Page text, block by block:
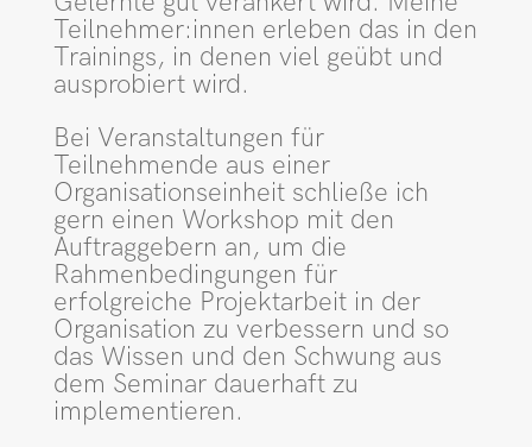
Teilnehmer:innen erleben das in den
Trainings, in denen viel geübt und
ausprobiert wird.
Bei Veranstaltungen für
Teilnehmende aus einer
Organisationseinheit schließe ich
gern einen Workshop mit den
Auftraggebern an, um die
Rahmenbedingungen für
erfolgreiche Projektarbeit in der
Organisation zu verbessern und so
das Wissen und den Schwung aus
dem Seminar dauerhaft zu
implementieren.